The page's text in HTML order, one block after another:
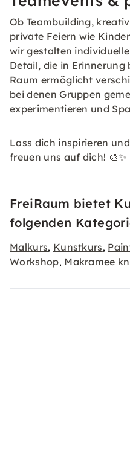
Ob Teambuilding,
private Feiern wie
wir gestalten
Detail, die in Erinnerung
Raum ermöglicht
bei denen Gruppen
experimentieren und
Lass dich inspirieren
freuen uns auf dich! 🎨✨
FreiRaum bietet
folgenden
Malkurs, Kunstkurs,
Workshop, Makramee